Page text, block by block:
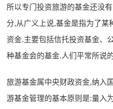
所以专门投资旅游的基金还没
分,从广义上说,基金是指为了某
资金.主要包括信托投资基金、
种基金会的基金.人们平常所说
旅游基金属中央财政资金,纳入
游基金管理的基本原则是:量入